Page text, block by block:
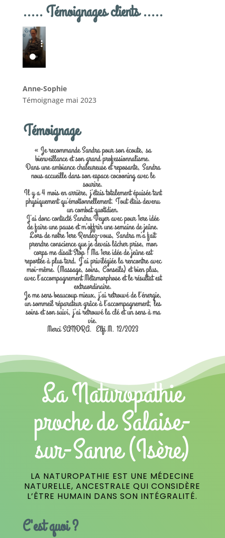
..... Témoignages clients .....
Anne-Sophie
Témoignage mai 2023
Témoignage
« Je recommande Sandra pour son écoute, sa
bienveillance et son grand professionnalisme.
Dans une ambiance chaleureuse et reposante, Sandra
nous accueille dans son espace cocooning avec le
sourire.
Il y a 4 mois en arrière, j’étais totalement épuisée tant
physiquement qu’émotionnellement. Tout étais devenu
un combat quotidien.
J’ai donc contacté Sandra Veyer avec pour 1ere idée
de faire une pause et m’offrir une semaine de jeûne.
Lors de notre 1ere Rendez-vous, Sandra m’a fait
prendre conscience que je devais lâcher prise, mon
corps me disait Stop ! Ma 1ere idée de jeûne est
reportée à plus tard. J’ai privilégiée la rencontre avec
moi-même. (Massage, soins, Conseils) et bien plus,
avec l’accompagnement Métamorphose et le résultat est
extraordinaire.
Je me sens beaucoup mieux, j’ai retrouvé de l’énergie,
un sommeil réparateur grâce à l’accompagnement, les
soins et son suivi, j’ai retrouvé la clé et un sens à ma
vie.
Merci SANDRA. Elfi M. 12/2023
La Naturopathie
proche de Salaise-
sur-Sanne (Isère)
LA NATUROPATHIE EST UNE MÉDECINE
NATURELLE, ANCESTRALE QUI CONSIDÈRE
L’ÊTRE HUMAIN DANS SON INTÉGRALITÉ.
C'est quoi ?